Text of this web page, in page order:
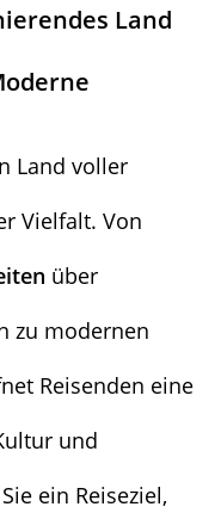
Land
Land voller
Vielfalt. Von
über
zu modernen
Reisenden eine
und
ein Reiseziel,